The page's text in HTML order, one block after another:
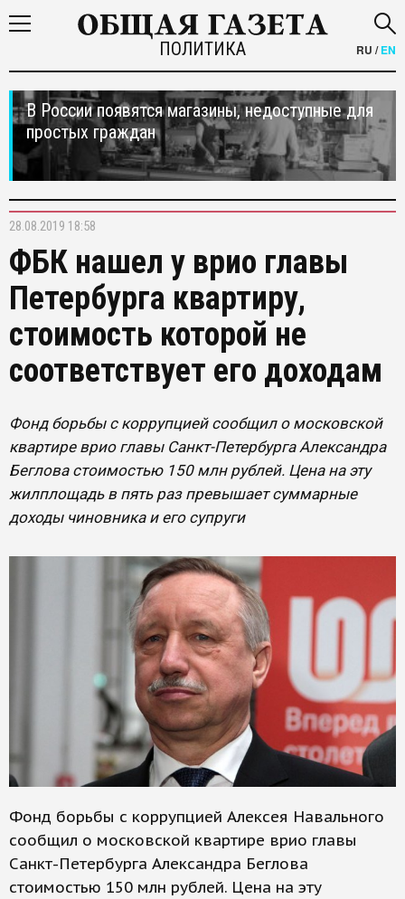
ПОЛИТИКА RU /EN
В России появятся магазины, недоступные для
простых граждан
28.08.2019 18:58
ФБК нашел у врио главы
Петербурга квартиру,
стоимость которой не
соответствует его доходам
Фонд борьбы с коррупцией сообщил о московской
квартире врио главы Санкт-Петербурга Александра
Беглова стоимостью 150 млн рублей. Цена на эту
жилплощадь в пять раз превышает суммарные
доходы чиновника и его супруги
Фонд борьбы с коррупцией Алексея Навального
сообщил о московской квартире врио главы
Санкт-Петербурга Александра Беглова
стоимостью 150 млн рублей. Цена на эту